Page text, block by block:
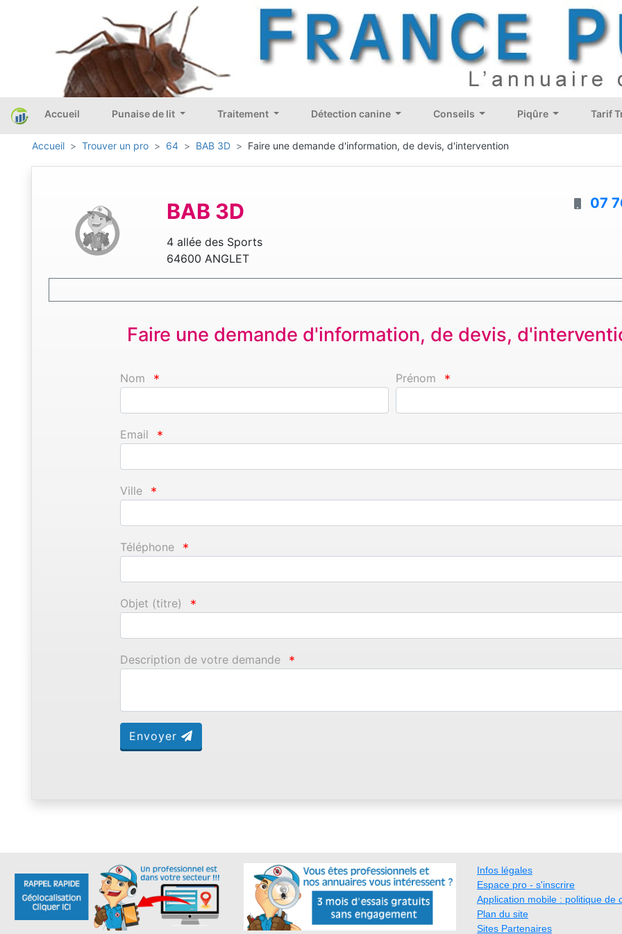
Accueil Punaise de lit Traitement Détection canine Conseils Piqûre Tarif
Accueil Trouver un pro 64 BAB 3D Faire une demande d'information, de devis, d'intervention
BAB 3D
4 allée des Sports
64600 ANGLET
07
Faire une demande d'information, de devis,
Nom * Prénom *
Email *
Ville *
Téléphone *
Objet (titre) *
Description de votre demande *
Envoyer
Infos légales
Espace pro - s'inscrire
Application mobile : politique de
Plan du site
Sites Partenaires